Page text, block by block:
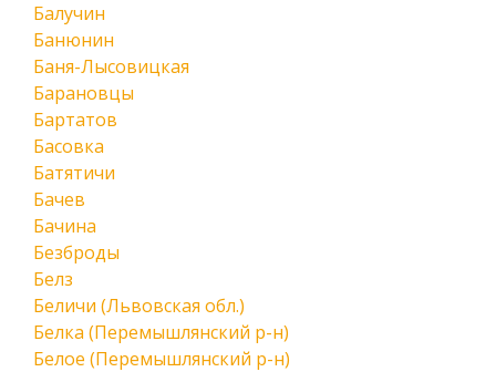
Балучин
Банюнин
Баня-Лысовицкая
Барановцы
Бартатов
Басовка
Батятичи
Бачев
Бачина
Безброды
Белз
Беличи (Львовская обл.)
Белка (Перемышлянский р-н)
Белое (Перемышлянский р-н)